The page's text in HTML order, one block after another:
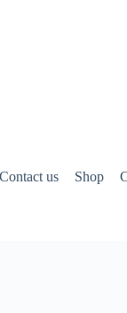
Contact us Shop